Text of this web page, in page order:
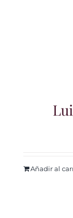
Añadir al